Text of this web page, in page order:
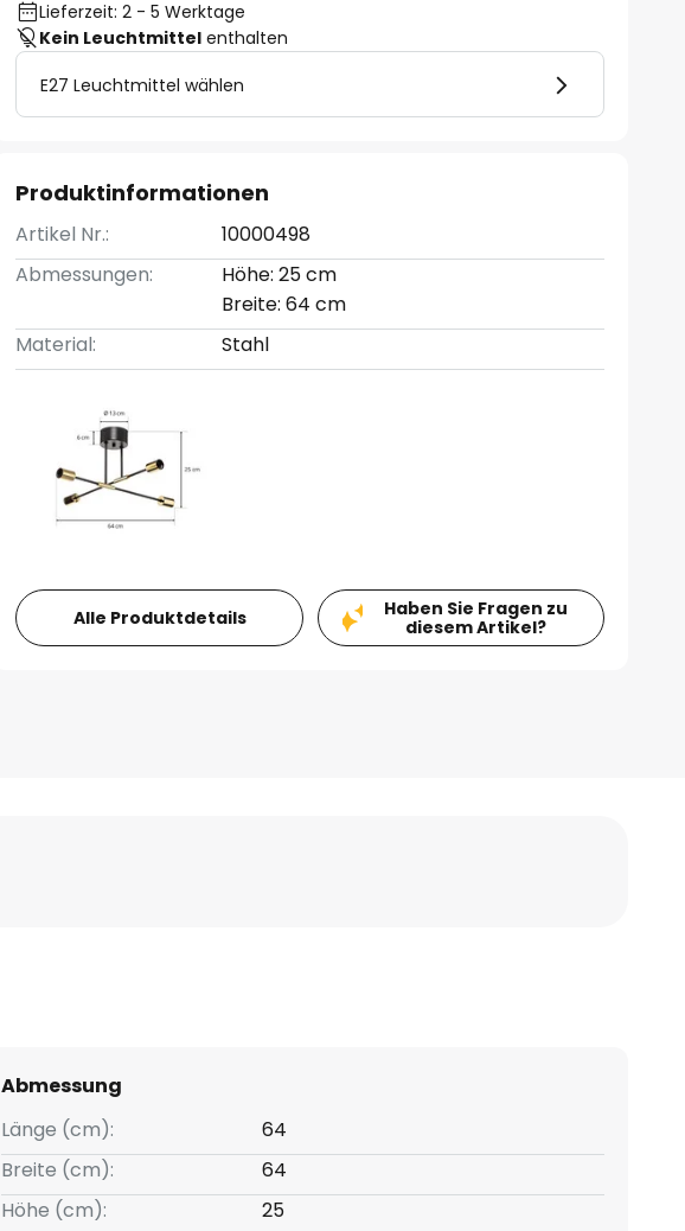
Lieferzeit: 2 - 5 Werktage
Kein Leuchtmittel enthalten
E27 Leuchtmittel wählen
Produktinformationen
Artikel Nr.:
10000498
Abmessungen:
Höhe: 25 cm
Breite: 64 cm
Material:
Stahl
Alle Produktdetails
Haben Sie Fragen zu
diesem Artikel?
Abmessung
Länge (cm):
64
Breite (cm):
64
Höhe (cm):
25